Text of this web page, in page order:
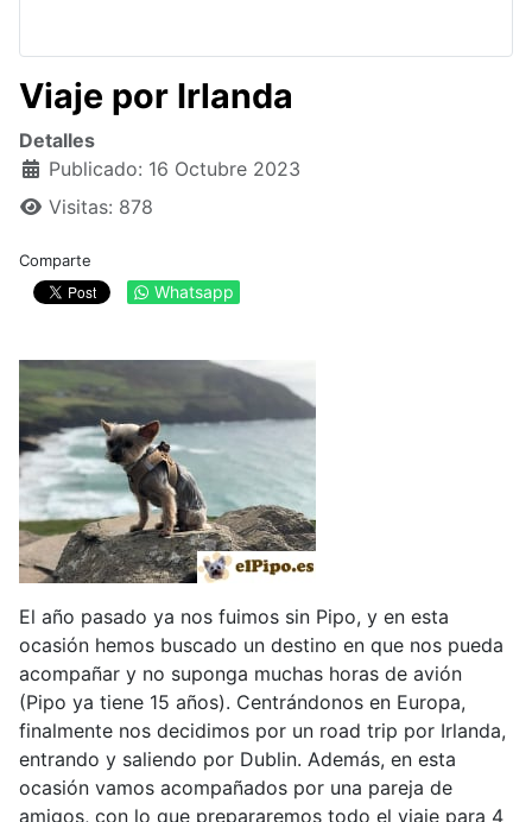
Viaje por Irlanda
Detalles
Publicado: 16 Octubre 2023
Visitas: 878
Comparte
Whatsapp
El año pasado ya nos fuimos sin Pipo, y en esta
ocasión hemos buscado un destino en que nos pueda
acompañar y no suponga muchas horas de avión
(Pipo ya tiene 15 años). Centrándonos en Europa,
finalmente nos decidimos por un road trip por Irlanda,
entrando y saliendo por Dublin. Además, en esta
ocasión vamos acompañados por una pareja de
amigos, con lo que prepararemos todo el viaje para 4